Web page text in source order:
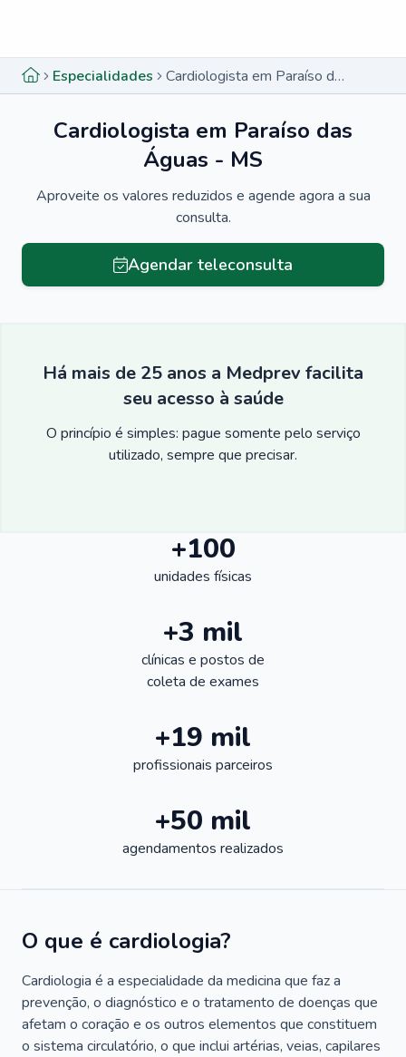
Especialidades Cardiologista em Paraíso das Águas - MS
Cardiologista em Paraíso das
Águas - MS
Aproveite os valores reduzidos e agende agora a sua
consulta.
Agendar teleconsulta
Há mais de 25 anos a Medprev facilita
seu acesso à saúde
O princípio é simples: pague somente pelo serviço
utilizado, sempre que precisar.
+100
unidades físicas
+3 mil
clínicas e postos de
coleta de exames
+19 mil
profissionais parceiros
+50 mil
agendamentos realizados
O que é cardiologia?
Cardiologia é a especialidade da medicina que faz a
prevenção, o diagnóstico e o tratamento de doenças que
afetam o coração e os outros elementos que constituem
o sistema circulatório, o que inclui artérias, veias, capilares